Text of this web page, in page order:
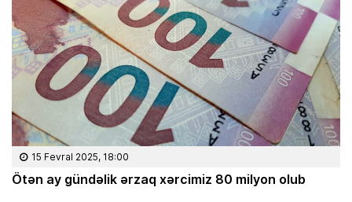
15 Fevral 2025, 18:00
Ötən ay gündəlik ərzaq xərcimiz 80 milyon olub